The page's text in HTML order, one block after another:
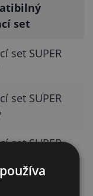
set
set SUPER
set SUPER
set SUPER
set s